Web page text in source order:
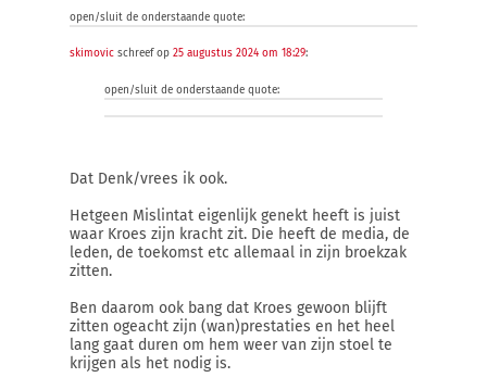
open/sluit de onderstaande quote:
skimovic schreef op 25 augustus 2024 om 18:29:
open/sluit de onderstaande quote:
Dat Denk/vrees ik ook.
Hetgeen Mislintat eigenlijk genekt heeft is juist
waar Kroes zijn kracht zit. Die heeft de media, de
leden, de toekomst etc allemaal in zijn broekzak
zitten.
Ben daarom ook bang dat Kroes gewoon blijft
zitten ogeacht zijn (wan)prestaties en het heel
lang gaat duren om hem weer van zijn stoel te
krijgen als het nodig is.